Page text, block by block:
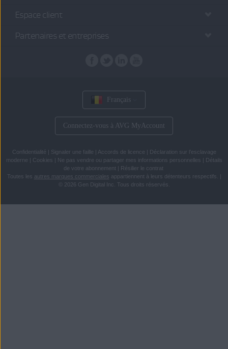
Espace client
Partenaires et entreprises
Français
Connectez-vous à AVG MyAccount
Confidentialité | Signaler une faille | Accords de licence | Déclaration sur l’esclavage
moderne | Cookies | Ne pas vendre ou partager mes informations personnelles | Détails
de votre abonnement | Résilier le contrat
Toutes les autres marques commerciales appartiennent à leurs détenteurs respectifs.
|
© 2026 Gen Digital Inc. Tous droits réservés.